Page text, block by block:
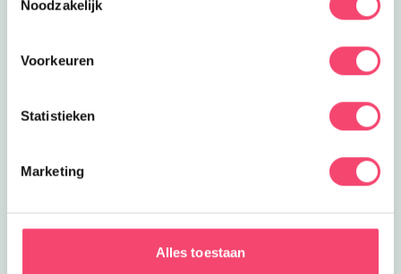
Noodzakelijk
Voorkeuren
Statistieken
Marketing
Alles toestaan
4.6 km
vakantiegevoel in een rustige en
serene setting? Dan moet je bij Woodz
4.6 km
de stoom- of dieseltrein!